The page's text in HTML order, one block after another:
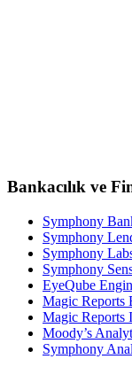
Bankacılık ve
Symphony
Symphony
Symphony
Symphony
EyeQube
Magic Reports
Magic Reports
Moody’s
Symphony